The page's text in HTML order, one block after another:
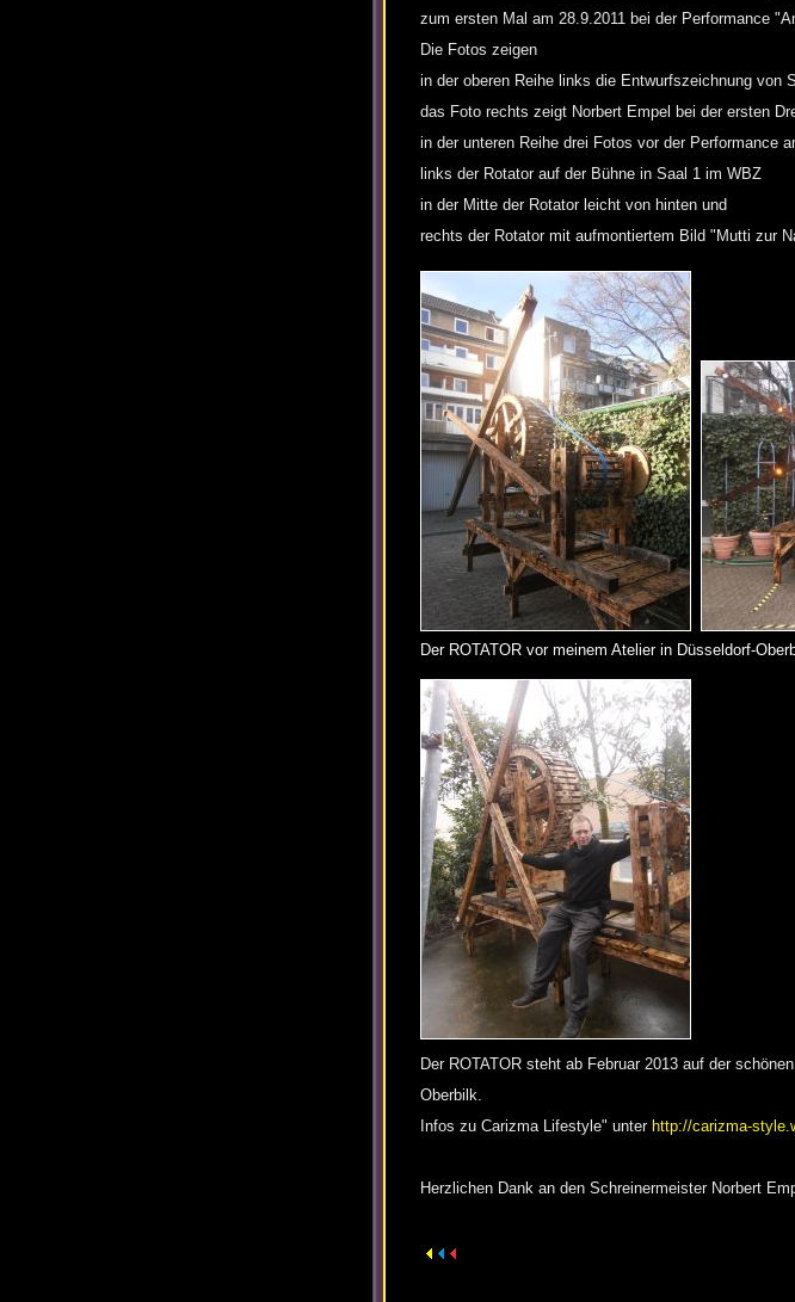
zum ersten Mal am 28.9.2011 bei der Performance
Die Fotos zeigen
in der oberen Reihe links die Entwurfszeichnung von
das Foto rechts zeigt Norbert Empel bei der ersten
in der unteren Reihe drei Fotos vor der Performance
links der Rotator auf der Bühne in Saal 1 im WBZ
in der Mitte der Rotator leicht von hinten und
rechts der Rotator mit aufmontiertem Bild "Mutti zur
Der ROTATOR vor meinem Atelier in Düsseldorf-
Der ROTATOR steht ab Februar 2013 auf der
Oberbilk.
Infos zu Carizma Lifestyle" unter http://carizma-
Herzlichen Dank an den Schreinermeister Norbert